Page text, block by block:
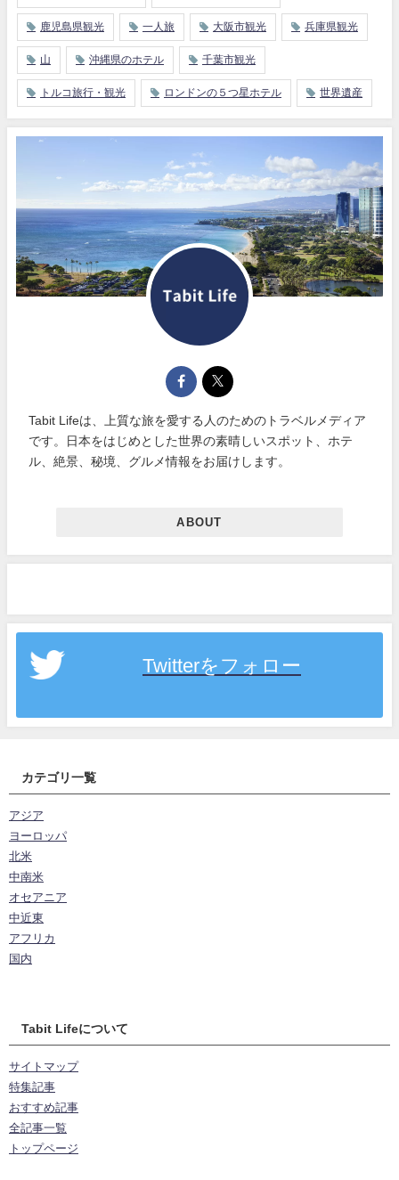
鹿児島県観光 一人旅 大阪市観光 兵庫県観光
山 沖縄県のホテル 千葉市観光
トルコ旅行・観光 ロンドンの５つ星ホテル 世界遺産
Tabit Lifeは、上質な旅を愛する人のためのトラベルメディア
です。日本をはじめとした世界の素晴しいスポット、ホテ
ル、絶景、秘境、グルメ情報をお届けします。
ABOUT
Twitterをフォロー
カテゴリ一覧
アジア
ヨーロッパ
北米
中南米
オセアニア
中近東
アフリカ
国内
Tabit Lifeについて
サイトマップ
特集記事
おすすめ記事
全記事一覧
トップページ